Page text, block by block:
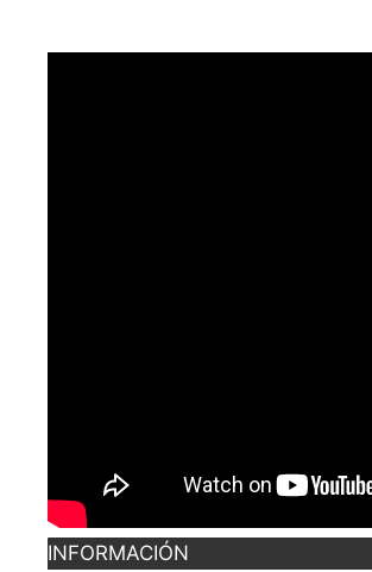
INFORMACIÓN